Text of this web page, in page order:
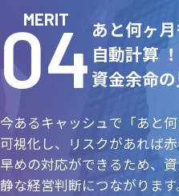
MERIT
あと何ヶ
自動計算 ！
資金余命
今あるキャッシュで「あと
可視化し、リスクがあれば赤
早めの対応ができるため、
静な経営判断につながります